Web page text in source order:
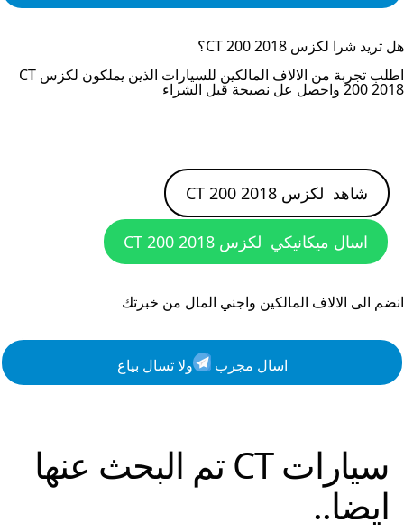
هل تريد شرا لكزس CT 200 2018
؟
اطلب تجربة من الالاف المالكين للسيارات الذين يملكون
لكزس CT
200 2018 واحصل عل نصيحة قبل الشراء
شاهد لكزس CT 200 2018
اسال ميكانيكي لكزس CT 200 2018
انضم الى الالاف المالكين واجني المال من خبرتك
اسال مجرب ولا تسال بياع
سياراتCT تم البحث عنها
ايضا..